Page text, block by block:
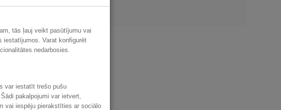
tās ļauj veikt pasūtījumu vai
iestatījumos. Varat konfigurēt
nedarbosies.
var iestatīt trešo pušu
pakalpojumi var ietvert,
vai iespēju pierakstīties ar sociālo